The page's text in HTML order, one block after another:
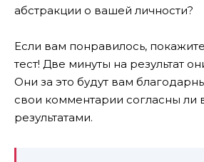
абстракции о вашей личности?
Если вам понравилось,
тест! Две минуты на результат
Они за это будут вам
свои комментарии согласны ли
результатами.